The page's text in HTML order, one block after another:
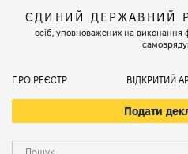
ЄДИНИЙ ДЕРЖАВНИЙ
осіб, уповноважених на виконання
ПРО РЕЄСТР ВІДКРИТИЙ
Подати